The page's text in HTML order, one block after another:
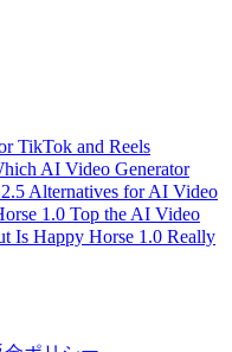
TikTok and Reels
AI Video Generator
2.5 Alternatives for AI Video
1.0 Top the AI Video
Is Happy Horse 1.0 Really